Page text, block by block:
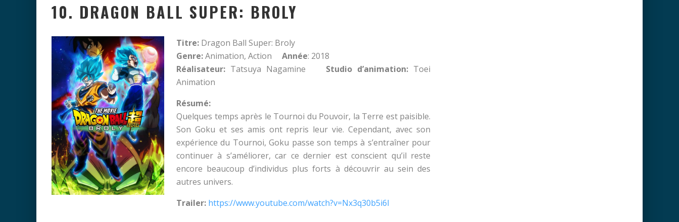
10. DRAGON BALL SUPER: BROLY
Titre: Dragon Ball Super: Broly
Genre:Animation, Action Année: 2018
Réalisateur: Tatsuya Nagamine Studio d’animation: Toei
Animation
Résumé:
Quelques temps après le Tournoi du Pouvoir, la Terre est paisible.
Son Goku et ses amis ont repris leur vie. Cependant, avec son
expérience du Tournoi, Goku passe son temps à s’entraîner pour
continuer à s’améliorer, car ce dernier est conscient qu’il reste
encore beaucoup d’individus plus forts à découvrir au sein des
autres univers.
Trailer: https://www.youtube.com/watch?v=Nx3q30b5i6I